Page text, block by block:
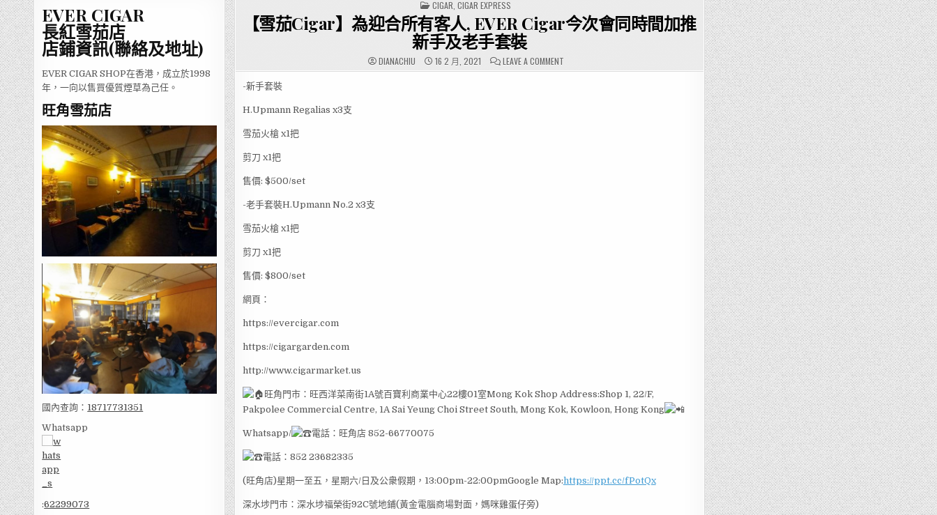
EVER CIGAR
長紅雪茄店
店鋪資訊(聯絡及地址)
EVER CIGAR SHOP在香港，成立於1998
年，一向以售買優質煙草為己任。
旺角雪茄店
國內查詢： 18717731351
Whatsapp
:62299073
POSTED
IN
CIGAR ,CIGAR EXPRESS
【雪茄Cigar】為迎合所有客人, EVER Cigar今次會同時間加推
新手及老手套裝
DIANACHIU 16 2 月, 2021 LEAVE A COMMENTON
【雪
-新手套裝
H.Upmann Regalias x3支
雪茄火槍 x1把
剪刀 x1把
售價: $500/set
-老手套裝H.Upmann No.2 x3支
雪茄火槍 x1把
剪刀 x1把
售價: $800/set
網頁：
https://evercigar.com
https://cigargarden.com
http://www.cigarmarket.us
旺角門市：旺西洋菜南街1A號百寶利商業中心22樓01室Mong Kok Shop Address:Shop 1, 22/F,
Pakpolee Commercial Centre, 1A Sai Yeung Choi Street South, Mong Kok, Kowloon, Hong Kong
Whatsapp/ 電話：旺角店 852-66770075
電話：852 23682335
(旺角店)星期一至五，星期六/日及公衆假期，13:00pm-22:00pmGoogle Map:https://ppt.cc/fPotQx
深水埗門市：深水埗福榮街92C號地鋪(黃金電腦商場對面，媽咪雞蛋仔旁)